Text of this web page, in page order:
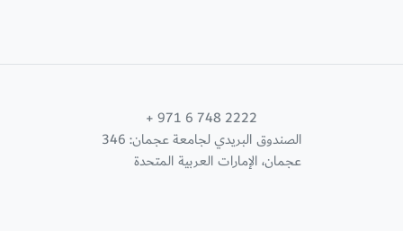
+ 971 6 748 2222
الصندوق البريدي لجامعة عجمان: 346
عجمان، الإمارات العربية المتحدة